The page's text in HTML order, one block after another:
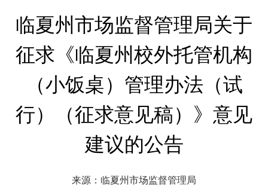
临夏州市场监督管理局关于
征求《临夏州校外托管机构
（小饭桌）管理办法（试
行）（征求意见稿）》意见
建议的公告
来源：临夏州市场监督管理局